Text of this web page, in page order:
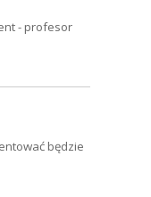
- profesor
będzie